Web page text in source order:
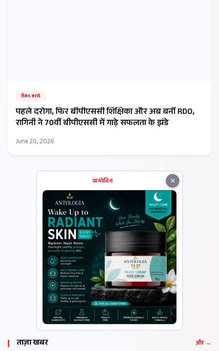
Recent
पहले दरोगा, फिर बीपीएससी शिक्षिका और अब बनीं RDO,
रागिनी ने 70वीं बीपीएससी में गाड़े सफलता के झंडे
June 20, 2026
×
प्रायोजित
ताज़ा खबर और →